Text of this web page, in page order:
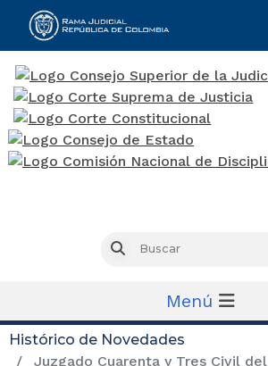
Buscar
Menú
Histórico de Novedades
Juzgado Cuarenta y Tres Civil del